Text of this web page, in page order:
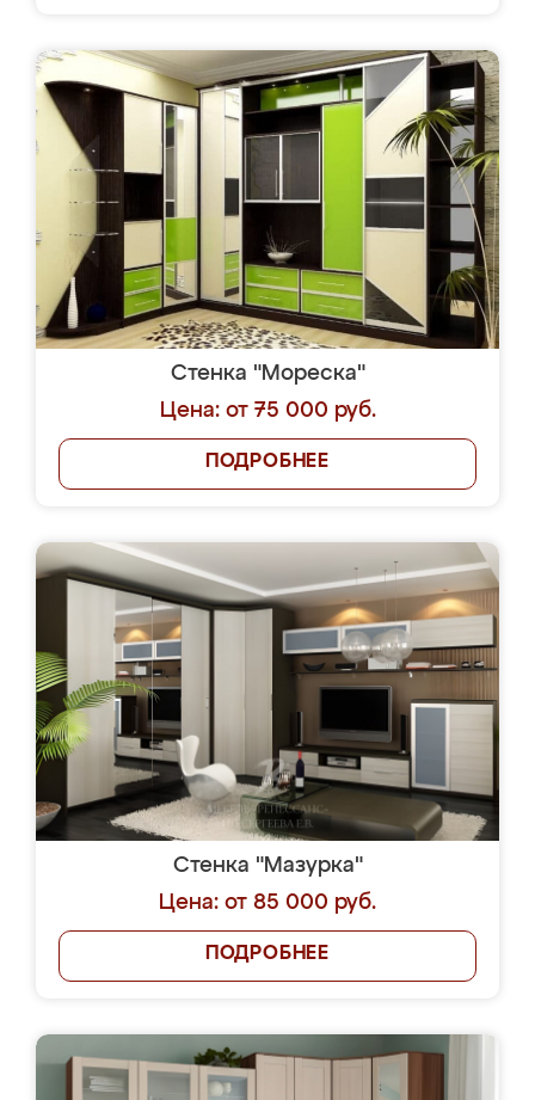
Стенка "Мореска"
Цена: от 75 000 руб.
ПОДРОБНЕЕ
Стенка "Мазурка"
Цена: от 85 000 руб.
ПОДРОБНЕЕ